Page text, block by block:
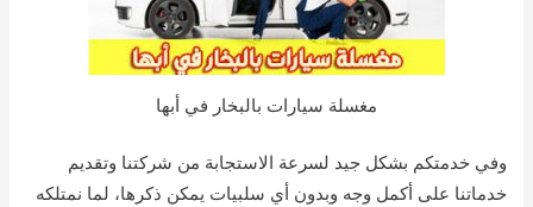
مغسلة سيارات بالبخار في أبها
وفي خدمتكم بشكل جيد لسرعة الاستجابة من شركتنا وتقديم
خدماتنا على أكمل وجه وبدون أي سلبيات يمكن ذكرها، لما نمتلكه